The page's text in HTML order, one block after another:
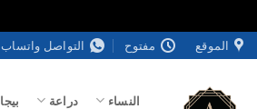
تخطي
للمحتوى
الموقع مفتوح التواصل واتساب
النساء دراعة